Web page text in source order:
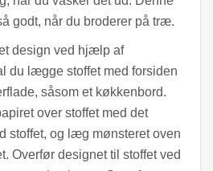
godt, når du broderer på træ.
design ved hjælp af
du lægge stoffet med forsiden
såsom et køkkenbord.
over stoffet med det
stoffet, og læg mønsteret oven
Overfør designet til stoffet ved